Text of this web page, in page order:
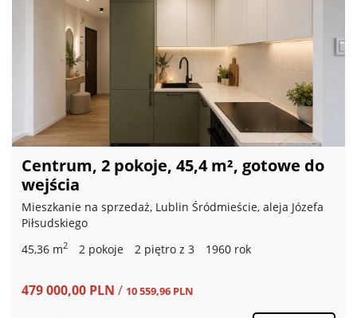
Centrum, 2 pokoje, 45,4 m², gotowe do
wejścia
Mieszkanie na sprzedaż, Lublin Śródmieście, aleja Józefa
Piłsudskiego
45,36 m2 2 pokoje 2 piętro z 3 1960 rok
479 000,00 PLN / 10 559,96 PLN